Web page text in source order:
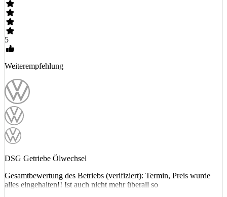
5
Weiterempfehlung
DSG Getriebe Ölwechsel
Gesamtbewertung des Betriebs (verifiziert): Termin, Preis wurde
alles eingehalten!! Ist auch nicht mehr überall so